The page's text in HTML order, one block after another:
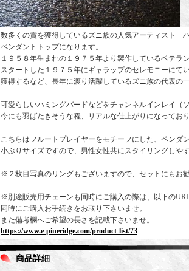
数多くの賞を獲得しているズニ族の人気アーティスト「
ペンダントトップになります。
１９５８年生まれの１９７５年より製作しているベテラ
スタートした１９７５年にギャラップのセレモニーにて
獲得するなど、長年に渡り活躍しているズニ族の代表の
可愛らしいハミングバードなどをチャンネルインレイ（
今にも羽ばたきそうな程、リアルな仕上がりになってお
こちらはフルートプレイヤーをモチーフにした、ペンダ
小ぶりサイズですので、男性女性共にスタイリングしやす
※２枚目写真のリングもございますので、セットにもお勧
※別途販売用チェーンも同時にご購入の際は、以下の
同時にご購入お手続きをお取り下さいませ。
また備考欄へご希望の長さを記載下さいませ。
https://www.e-pineridge.com/product-list/73
商品詳細